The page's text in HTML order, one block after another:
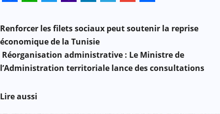
Mail
N
a
v
Renforcer les filets sociaux peut soutenir la reprise
économique de la Tunisie
Réorganisation administrative : Le Ministre de
l’Administration territoriale lance des consultations
Lire aussi